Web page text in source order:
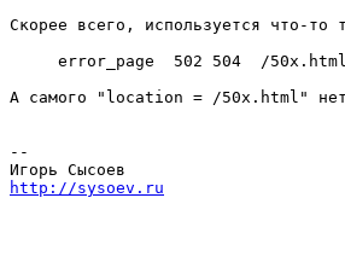
Скорее всего, используется что-то
error_page  502 504  /
А самого "location = /50x.html"
--
http://sysoev.ru